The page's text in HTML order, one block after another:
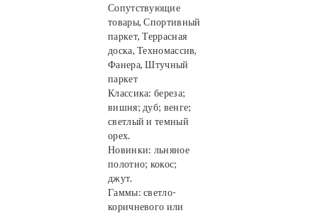
Сопутствующие
товары, Спортивный
паркет, Террасная
доска, Техномассив,
Фанера, Штучный
паркет
Классика: береза;
вишня; дуб; венге;
светлый и темный
орех.
Новинки: льняное
полотно; кокос;
джут.
Гаммы: светло-
коричневого или